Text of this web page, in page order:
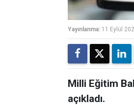
Yayınlanma: 11 Eylül
Milli Eğitim
açıkladı.